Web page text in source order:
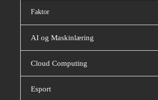
Faktor
AI og Maskinlæring
Cloud Computing
Esport